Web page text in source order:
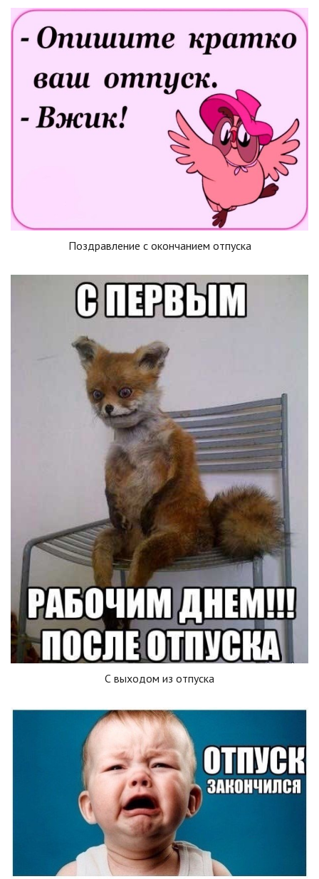
Поздравление с окончанием отпуска
С выходом из отпуска